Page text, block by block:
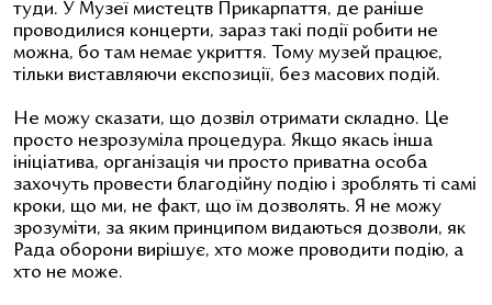
туди. У Музеї мистецтв Прикарпаття, де раніше
проводилися концерти, зараз такі події робити не
можна, бо там немає укриття. Тому музей працює,
тільки виставляючи експозиції, без масових подій.
Не можу сказати, що дозвіл отримати складно. Це
просто незрозуміла процедура. Якщо якась інша
ініціатива, організація чи просто приватна особа
захочуть провести благодійну подію і зроблять ті самі
кроки, що ми, не факт, що їм дозволять. Я не можу
зрозуміти, за яким принципом видаються дозволи, як
Рада оборони вирішує, хто може проводити подію, а
хто не може.